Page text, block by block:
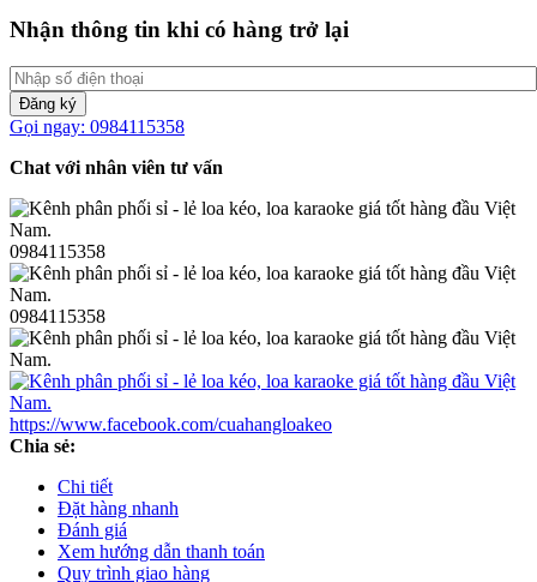
Nhận thông tin khi có hàng trở lại
Đăng ký
Gọi ngay: 0984115358
Chat với nhân viên tư vấn
0984115358
0984115358
https://www.facebook.com/cuahangloakeo
Chia sẻ:
Chi tiết
Đặt hàng nhanh
Đánh giá
Xem hướng dẫn thanh toán
Quy trình giao hàng